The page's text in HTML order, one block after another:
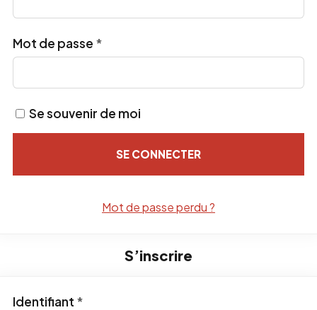
Mot de passe *
Se souvenir de moi
SE CONNECTER
Mot de passe perdu ?
S’inscrire
Identifiant *